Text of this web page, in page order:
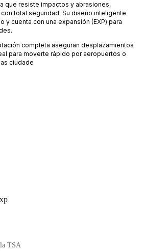
que resiste impactos y abrasiones,
total seguridad. Su diseño inteligente
y cuenta con una expansión (EXP) para
completa aseguran desplazamientos
para moverte rápido por aeropuertos o
ciudade
TSA